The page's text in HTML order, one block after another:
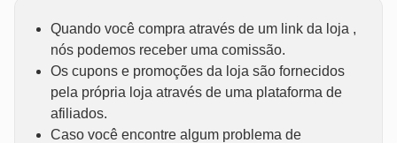
Quando você compra através de um link da loja ,
nós podemos receber uma comissão.
Os cupons e promoções da loja são fornecidos
pela própria loja através de uma plataforma de
afiliados.
Caso você encontre algum problema de